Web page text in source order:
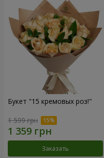
Букет "15 кремовых роз!"
1 599 грн
Заказать